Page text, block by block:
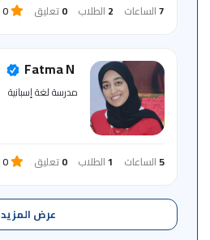
7الساعات 2 الطلاب 0تعليق 0
Fatma N
مدرسة ‏لغة ‏إسبانية
5الساعات 1الطلاب 0تعليق 0
عرض المزيد